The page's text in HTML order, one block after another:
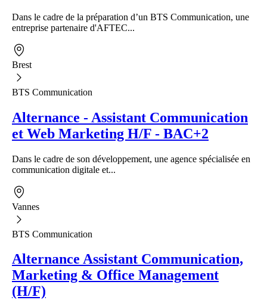
Dans le cadre de la préparation d’un BTS Communication, une
entreprise partenaire d'AFTEC...
Brest
BTS Communication
Alternance - Assistant Communication
et Web Marketing H/F - BAC+2
Dans le cadre de son développement, une agence spécialisée en
communication digitale et...
Vannes
BTS Communication
Alternance Assistant Communication,
Marketing & Office Management
(H/F)